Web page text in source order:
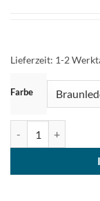
Lieferzeit: 1-2
Farbe